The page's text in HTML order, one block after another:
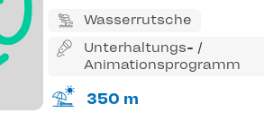
Wasserrutsche
Unterhaltungs- /
Animationsprogramm
350 m